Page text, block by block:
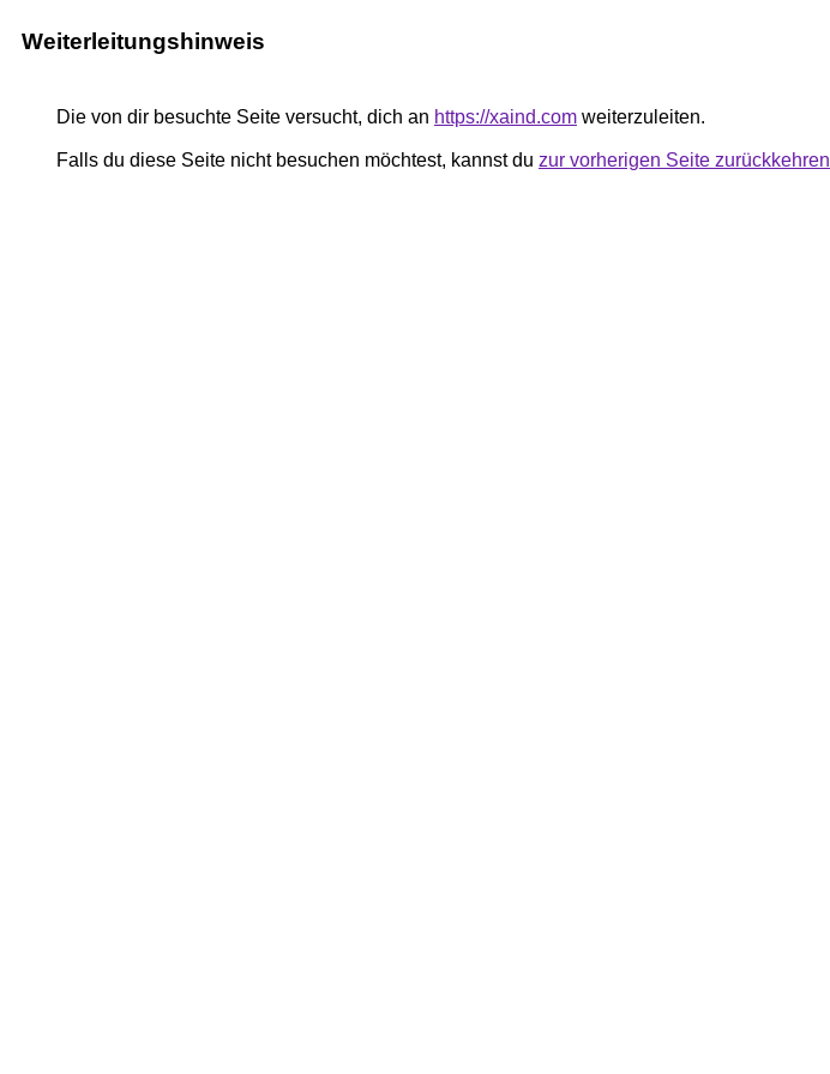
Weiterleitungshinweis
Die von dir besuchte Seite versucht, dich an https://xaind.com weiterzuleiten.
Falls du diese Seite nicht besuchen möchtest, kannst du zur vorherigen Seite zurückkehren